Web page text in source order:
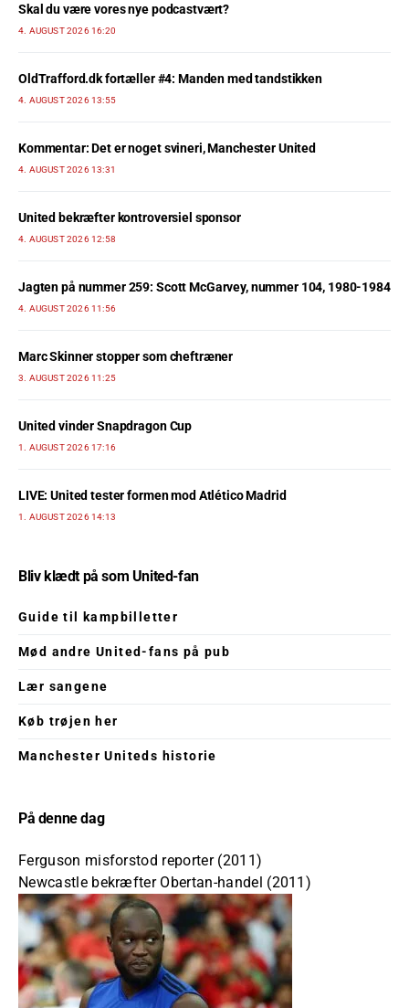
Skal du være vores nye podcastvært?
4. AUGUST 2026 16:20
OldTrafford.dk fortæller #4: Manden med tandstikken
4. AUGUST 2026 13:55
Kommentar: Det er noget svineri, Manchester United
4. AUGUST 2026 13:31
United bekræfter kontroversiel sponsor
4. AUGUST 2026 12:58
Jagten på nummer 259: Scott McGarvey, nummer 104, 1980-1984
4. AUGUST 2026 11:56
Marc Skinner stopper som cheftræner
3. AUGUST 2026 11:25
United vinder Snapdragon Cup
1. AUGUST 2026 17:16
LIVE: United tester formen mod Atlético Madrid
1. AUGUST 2026 14:13
Bliv klædt på som United-fan
Guide til kampbilletter
Mød andre United-fans på pub
Lær sangene
Køb trøjen her
Manchester Uniteds historie
På denne dag
Ferguson misforstod reporter (2011)
Newcastle bekræfter Obertan-handel (2011)